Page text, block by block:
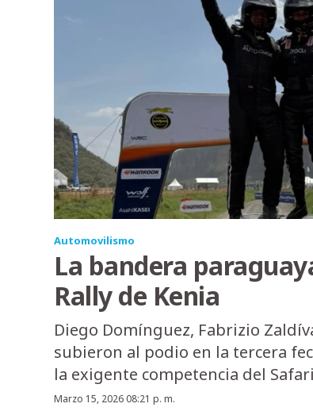
Automovilismo
La bandera
Rally de Kenia
Diego Domínguez, Fabrizio
subieron al podio en la tercera
la exigente competencia del
Marzo 15, 2026 08:21 p. m.